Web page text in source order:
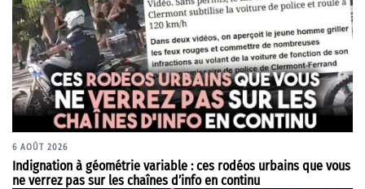
6 AOÛT 2026
Indignation à géométrie variable : ces rodéos urbains que vous
ne verrez pas sur les chaînes d’info en continu